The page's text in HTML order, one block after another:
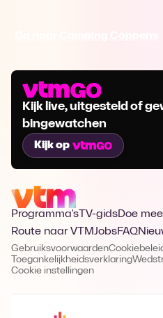
Kijk live, uitgesteld of
bingewatchen
Kijk op
Programma's TV-gidsDoe mee
Route naar VTMJobsFAQ
Gebruiksvoorwaarden
Toegankelijkheidsverklaring
Cookie instellingen